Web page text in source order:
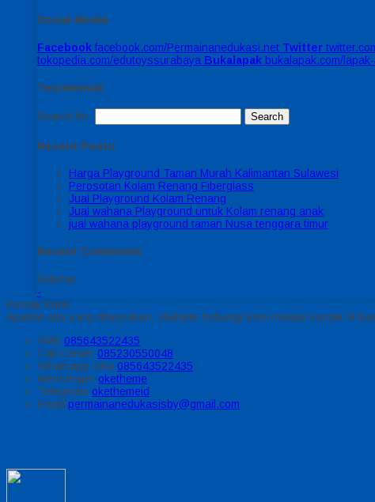
Social Media
Facebook facebook.com/Permainanedukasi.net Twitter
tokopedia.com/edutoyssurabaya Bukalapak bukalapak.com/
Testimonial
Search for:
Recent Posts
Harga Playground Taman Murah Kalimantan Sulawesi
Perosotan Kolam Renang Fiberglass
Jual Playground Kolam Renang
Jual wahana Playground untuk Kolam renang anak
jual wahana playground taman Nusa tenggara timur
Recent Comments
Sidebar
-
Kontak Kami
Apabila ada yang ditanyakan, silahkan hubungi kami melalui kontak di
SMS 085643522435
Call Center 085230550048
Whatsapp Icha 085643522435
Messenger oketheme
Telegrram okethemeid
Email permainanedukasisby@gmail.com